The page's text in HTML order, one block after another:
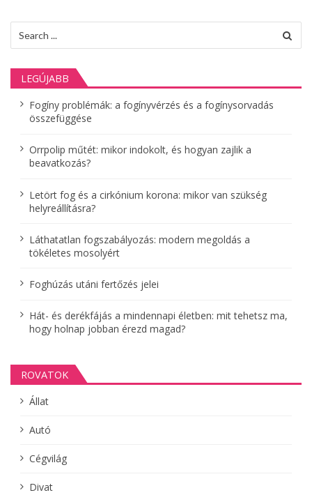
z
é
s
e
k
a
p
o
s
for:
LEGÚJABB
Fogíny problémák: a fogínyvérzés és a fogínysorvadás
összefüggése
Orrpolip műtét: mikor indokolt, és hogyan zajlik a
beavatkozás?
Letört fog és a cirkónium korona: mikor van szükség
helyreállításra?
Láthatatlan fogszabályozás: modern megoldás a
tökéletes mosolyért
Foghúzás utáni fertőzés jelei
Hát- és derékfájás a mindennapi életben: mit tehetsz ma,
hogy holnap jobban érezd magad?
ROVATOK
Állat
Autó
Cégvilág
Divat